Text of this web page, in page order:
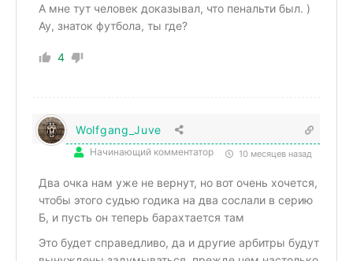
А мне тут человек доказывал, что пенальти был. )
Ау, знаток футбола, ты где?
4
Wolfgang_Juve
Начинающий комментатор 10 месяцев назад
Два очка нам уже не вернут, но вот очень хочется,
чтобы этого судью годика на два сослали в серию
Б, и пусть он теперь барахтается там
Это будет справедливо, да и другие арбитры будут